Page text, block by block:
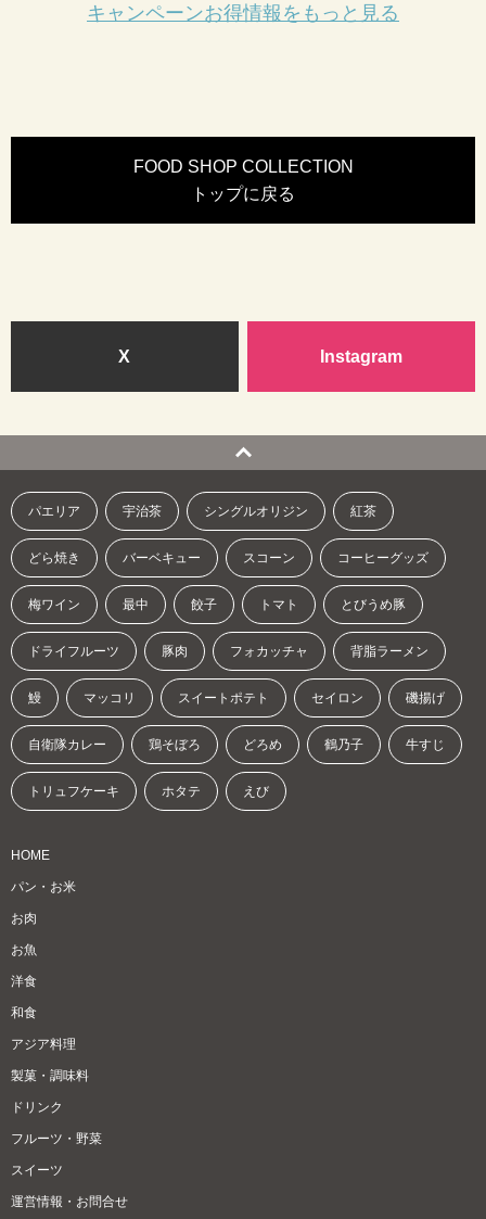
キャンペーンお得情報をもっと見る
FOOD SHOP COLLECTION
トップに戻る
X Instagram
パエリア 宇治茶 シングルオリジン 紅茶
どら焼き バーベキュー スコーン コーヒーグッズ
梅ワイン 最中 餃子 トマト とびうめ豚
ドライフルーツ 豚肉 フォカッチャ 背脂ラーメン
鰻 マッコリ スイートポテト セイロン 磯揚げ
自衛隊カレー 鶏そぼろ どろめ 鶴乃子 牛すじ
トリュフケーキ ホタテ えび
HOME
パン・お米
お肉
お魚
洋食
和食
アジア料理
製菓・調味料
ドリンク
フルーツ・野菜
スイーツ
運営情報・お問合せ